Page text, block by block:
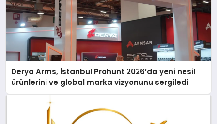
Derya Arms, İstanbul Prohunt 2026’da yeni nesil
ürünlerini ve global marka vizyonunu sergiledi